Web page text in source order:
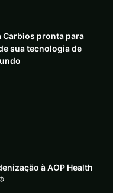
Carbios pronta para
sua tecnologia de
à AOP Health